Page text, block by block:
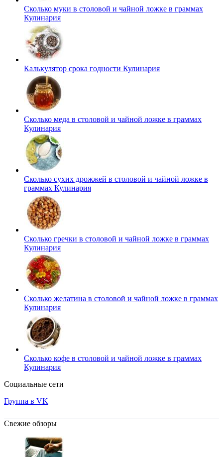
Сколько муки в столовой и чайной ложке в граммах
Кулинария
Калькулятор срока годности Кулинария
Сколько меда в столовой и чайной ложке в граммах
Кулинария
Сколько сухих дрожжей в столовой и чайной ложке в
граммах Кулинария
Сколько гречки в столовой и чайной ложке в граммах
Кулинария
Сколько желатина в столовой и чайной ложке в граммах
Кулинария
Сколько кофе в столовой и чайной ложке в граммах
Кулинария
Социальные сети
Группа в VK
Свежие обзоры